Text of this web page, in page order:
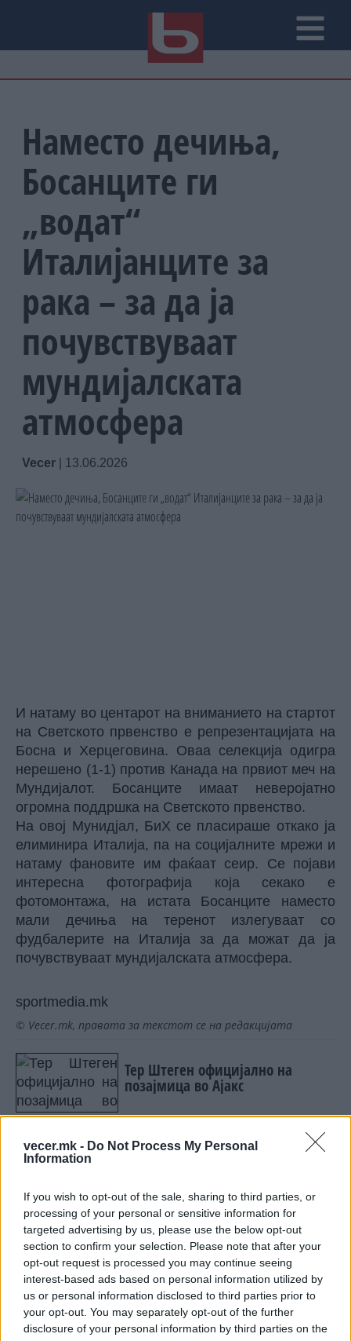
vecer.mk - Do Not Process My Personal
Information
If you wish to opt-out of the sale, sharing to third parties, or
processing of your personal or sensitive information for
targeted advertising by us, please use the below opt-out
section to confirm your selection. Please note that after your
opt-out request is processed you may continue seeing
interest-based ads based on personal information utilized by
us or personal information disclosed to third parties prior to
your opt-out. You may separately opt-out of the further
disclosure of your personal information by third parties on the
Наместо дечиња,
Босанците ги
„водат“
Италијанците за
рака – за да ја
почувствуваат
мундијалската
атмосфера
Vecer 13.06.2026
И натаму во центарот на вниманието на стартот
на Светското првенство е репрезентацијата на
Босна и Херцеговина. Оваа селекција одигра
нерешено (1-1) против Канада на првиот меч на
Мундијалот. Босанците имаат неверојатно
огромна поддршка на Светското првенство.
На овој Мунидјал, БиХ се пласираше откако ја
елиминира Италија, па на социјалните мрежи и
натаму фановите им фаќаат сеир. Се појави
интересна фотографија која секако е
фотомонтажа, на истата Босанците наместо
мали дечиња на теренот излегуваат со
фудбалерите на Италија за да можат да ја
почувствуваат мундијалската атмосфера.
sportmedia.mk
© Vecer.mk, правата за текстот се на редакцијата
Тер Штеген официјално на
позајмица во Ајакс
Реал испрати јасна порака до
Арсенал: Можете да го добиете
НАЈЧИТАНИ ВО ПОСЛЕДНИ 7 ДЕНА
Ахмети кажа што го мачи:
СЛУШАМ, САКААТ ДА СЕ СУДИ
ЗА ВОЕНИТЕ ЗЛОСТРОСТВА НА